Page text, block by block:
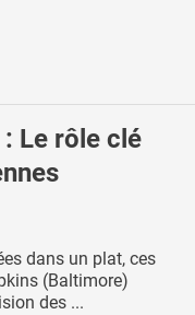
: Le rôle clé
dans un plat, ces
(Baltimore)
des ...